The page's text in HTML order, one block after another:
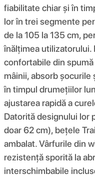
fiabilitate chiar și în
lor în trei segmente
de la 105 la 135 cm,
înălțimea utilizatorului.
confortabile din
mâinii, absorb șocurile
în timpul drumețiilor
ajustarea rapidă a
Datorită designului lor
doar 62 cm), bețele
ambalat. Vârfurile din
rezistență sporită la
interschimbabile